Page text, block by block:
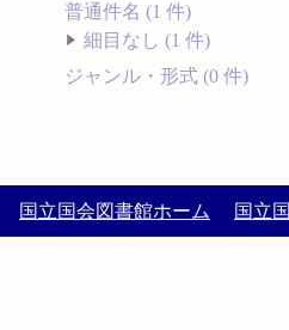
普通件名 (1 件)
細目なし (1 件)
ジャンル・形式 (0 件)
国立国会図書館ホーム 国立